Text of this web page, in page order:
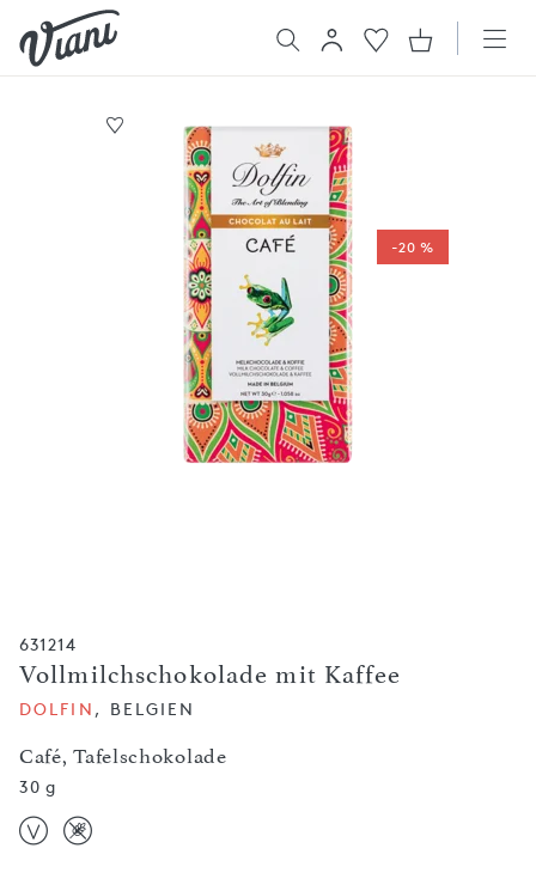
-20 %
631214
Vollmilchschokolade mit Kaffee
Café, Tafelschokolade
DOLFIN , BELGIEN
30 g